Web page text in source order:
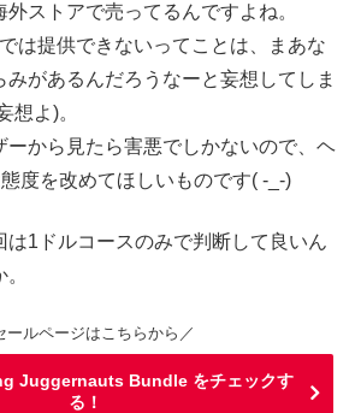
ストアで売ってるんですよね。
は提供できないってことは、まあな
みがあるんだろうなーと妄想してしま
想よ)。
ーから見たら害悪でしかないので、ヘ
度を改めてほしいものです( -_-)
は1ドルコースのみで判断して良いん
ールページはこちらから／
Juggernauts Bundle をチェックす
る！